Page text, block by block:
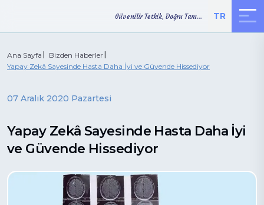
TR
Güvenilir Tetkik, Doğru Tanı...
TETKİK
SONUÇLARI
ONLINE
RANDEVU
YOL TARİFİ
Ana Sayfa
Bizden Haberler
Yapay Zekâ Sayesinde Hasta Daha İyi ve Güvende Hissediyor
07 Aralık 2020 Pazartesi
Yapay Zekâ Sayesinde Hasta Daha İyi
ve Güvende Hissediyor